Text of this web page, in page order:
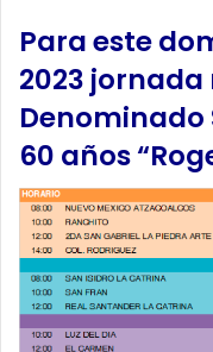
Para este
2023
Denominado
60 años